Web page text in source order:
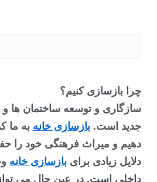
چرا بازسازی کنیم؟
جدید است. بازسازی خانه
دهیم و میراث فرهنگی خود را
دلایل زیادی برای بازسازی خانه